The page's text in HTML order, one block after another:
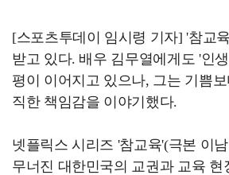
[스포츠투데이 임시령 기자] '참교
받고 있다. 배우 김무열에게도 '인
평이 이어지고 있으나, 그는 기쁨
직한 책임감을 이야기했다.
넷플릭스 시리즈 '참교육'(극본 이
무너진 대한민국의 교권과 교육 현